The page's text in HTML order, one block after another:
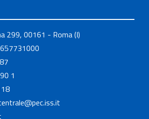
299, 00161 - Roma (I)
1